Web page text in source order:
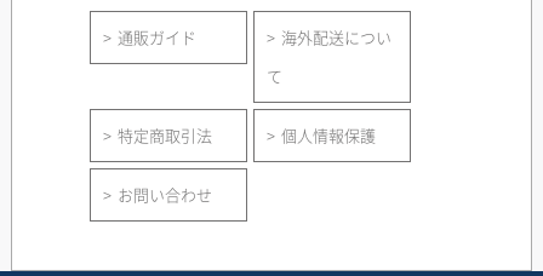
通販ガイド
海外配送につい
て
特定商取引法 個人情報保護
お問い合わせ